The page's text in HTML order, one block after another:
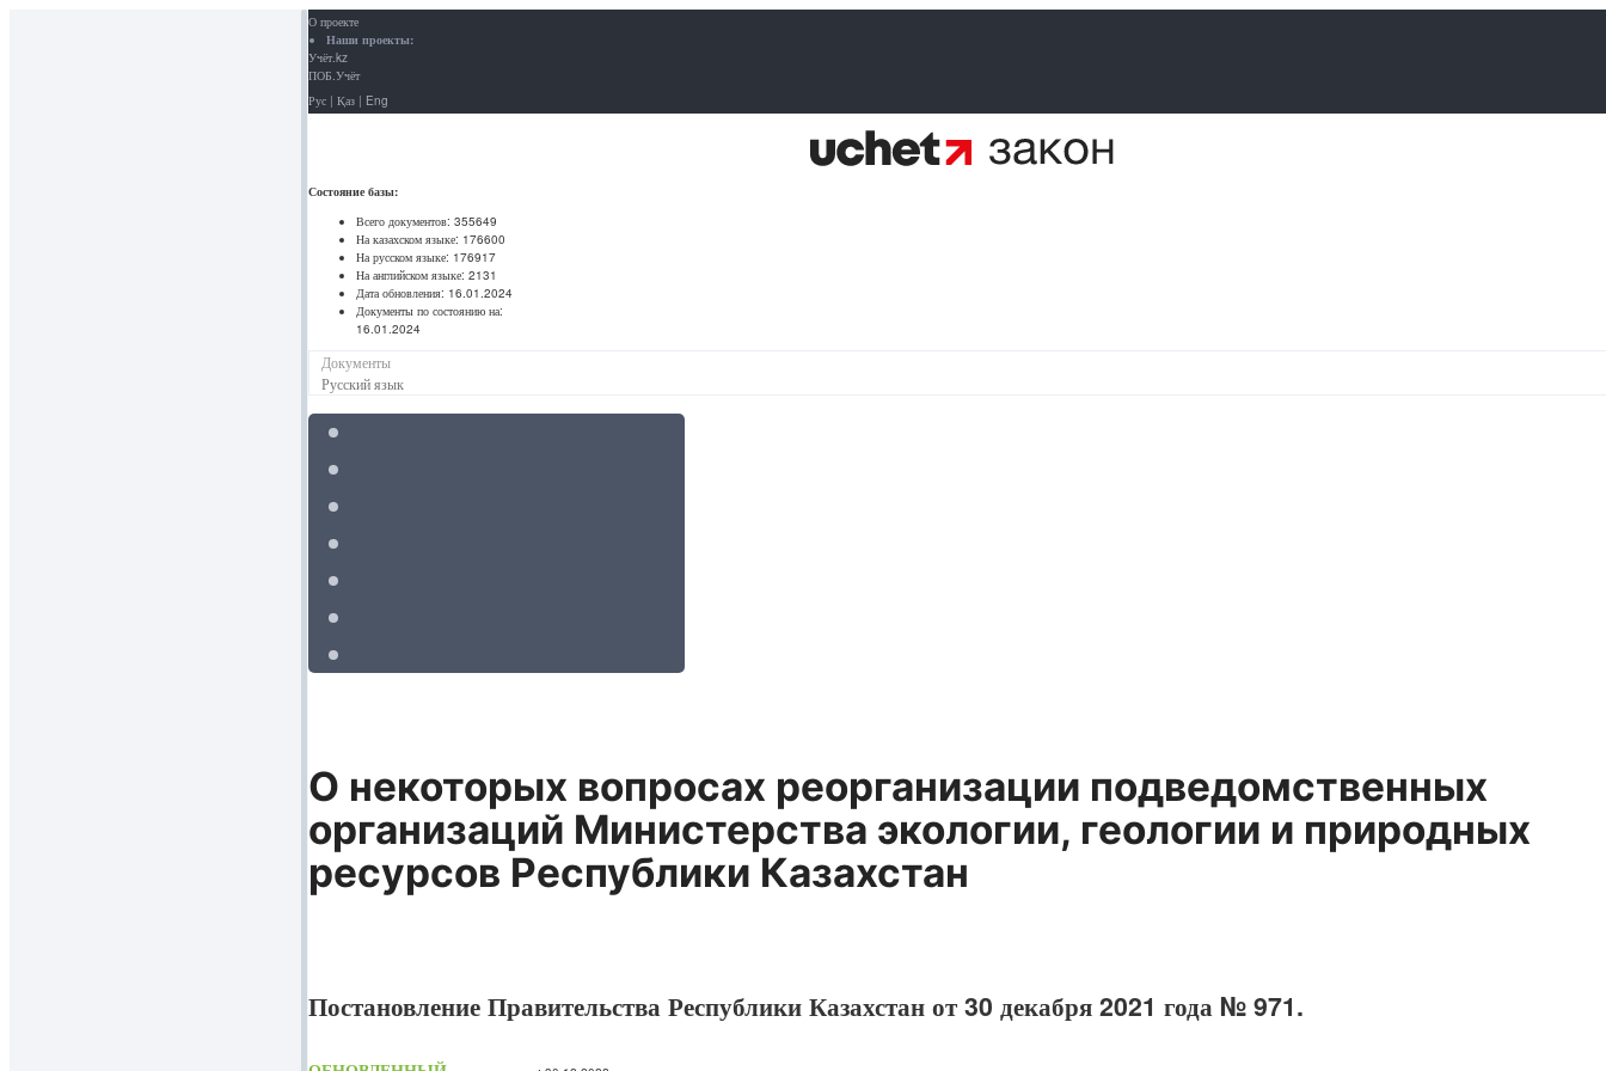
О проекте
Наши проекты:
Учёт.kz
ПОБ.Учёт
Рус | Қаз | Eng
Состояние базы:
Всего документов: 355649
На казахском языке: 176600
На русском языке: 176917
На английском языке: 2131
Дата обновления: 16.01.2024
Документы по состоянию на:
16.01.2024
Документы
Русский язык
О некоторых вопросах реорганизации подведомственных
организаций Министерства экологии, геологии и природных
ресурсов Республики Казахстан
Постановление Правительства Республики Казахстан от 30 декабря 2021 года № 971.